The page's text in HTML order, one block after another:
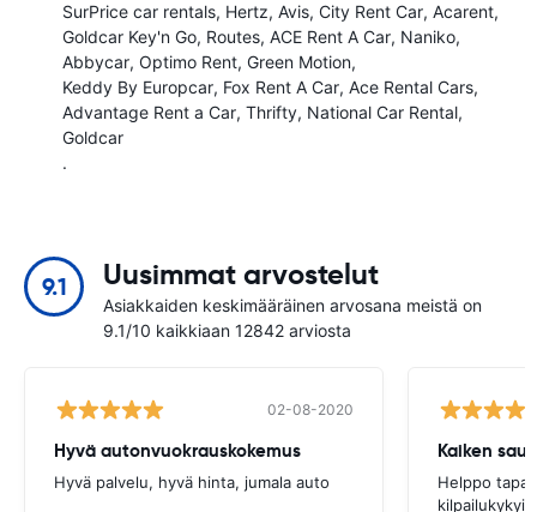
SurPrice car rentals Hertz Avis City Rent Car Acarent
Goldcar Key'n Go Routes ACE Rent A Car Naniko
Abbycar Optimo Rent Green Motion
Keddy By Europcar Fox Rent A Car Ace Rental Cars
Advantage Rent a Car Thrifty National Car Rental
Goldcar
.
9.1 Uusimmat arvostelut
Asiakkaiden keskimääräinen arvosana meistä on
9.1/10 kaikkiaan 12842 arviosta
02-08-2020
Hyvä autonvuokrauskokemus
Hyvä palvelu, hyvä hinta, jumala auto
Kaiken
Helppo tapa